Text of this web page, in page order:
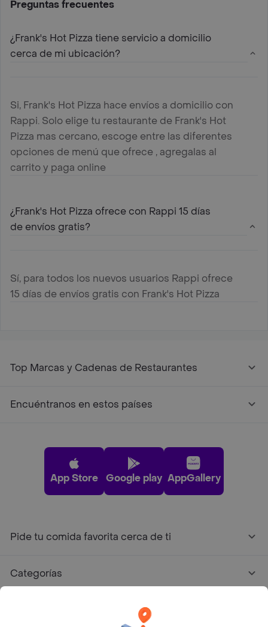
Preguntas frecuentes
¿Frank's Hot Pizza tiene servicio a domicilio
cerca de mi ubicación?
Si, Frank's Hot Pizza hace envíos a domicilio con
Rappi. Solo elige tu restaurante de Frank's Hot
Pizza mas cercano, escoge entre las diferentes
opciones de menú que ofrece , agregalas al
carrito y paga online
¿Frank's Hot Pizza ofrece con Rappi 15 días
de envíos gratis?
Sí, para todos los nuevos usuarios Rappi ofrece
15 días de envíos gratis con Frank's Hot Pizza
Top Marcas y Cadenas de Restaurantes
Encuéntranos en estos países
App Store Google play AppGallery
Pide tu comida favorita cerca de ti
Categorías